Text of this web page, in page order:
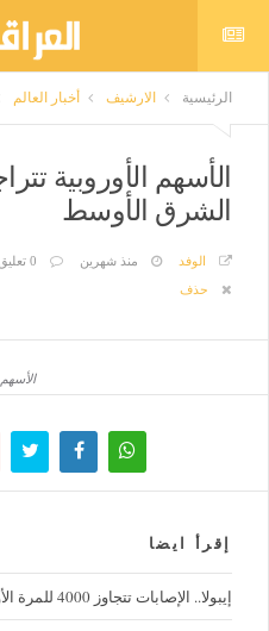
الرئيسية الارشيف أخبار العالم
الأسهم الأوروبية
الشرق الأوسط
الوفد منذ شهرين 0 تعليق
حذف
إقرأ ايضا
إيبولا.. الإصابات تتجاوز 4000 للمرة الأولى في الكونغو منذ تفشي الوباء